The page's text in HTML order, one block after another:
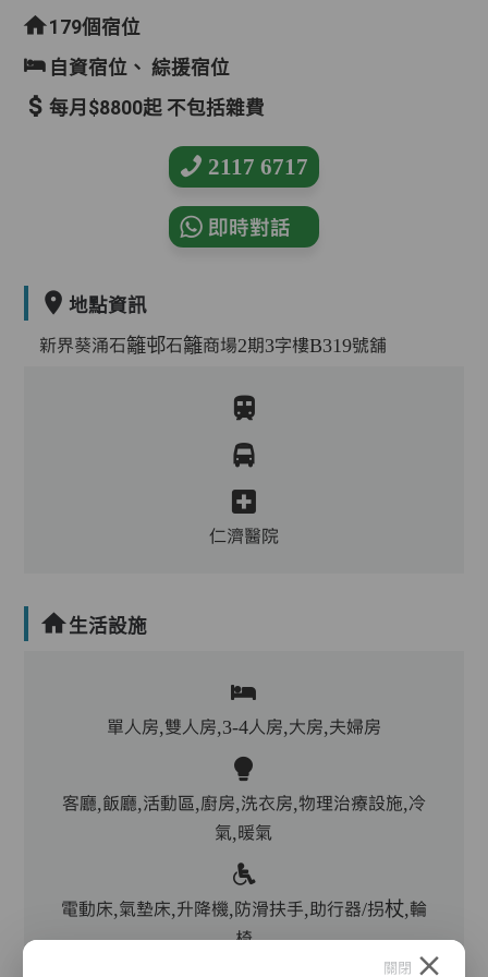
179個宿位
自資宿位、綜援宿位
每月$8800起 不包括雜費
2117 6717
即時對話
地點資訊
新界葵涌石籬邨石籬商場2期3字樓B319號舖
仁濟醫院
生活設施
單人房,雙人房,3-4人房,大房,夫婦房
客廳,飯廳,活動區,廚房,洗衣房,物理治療設施,冷
氣,暖氣
電動床,氣墊床,升降機,防滑扶手,助行器/拐杖,輪
椅
關閉